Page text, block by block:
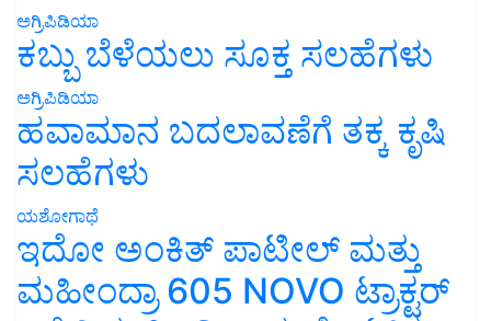
ಅಗ್ರಿಪಿಡಿಯಾ
ಕಬ್ಬು ಬೆಳೆಯಲು ಸೂಕ್ತ ಸಲಹೆಗಳು
ಅಗ್ರಿಪಿಡಿಯಾ
ಹವಾಮಾನ ಬದಲಾವಣೆಗೆ ತಕ್ಕ ಕೃಷಿ
ಸಲಹೆಗಳು
ಯಶೋಗಾಥೆ
ಇದೋ ಅಂಕಿತ್ ಪಾಟೀಲ್ ಮತ್ತು
ಮಹೀಂದ್ರಾ 605 NOVO ಟ್ರಾಕ್ಟರ್